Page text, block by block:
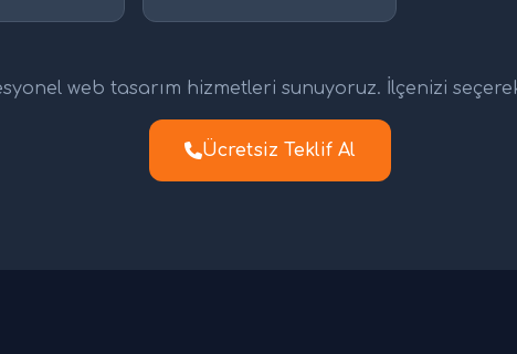
web tasarım hizmetleri sunuyoruz. İlçenizi
Ücretsiz Teklif Al